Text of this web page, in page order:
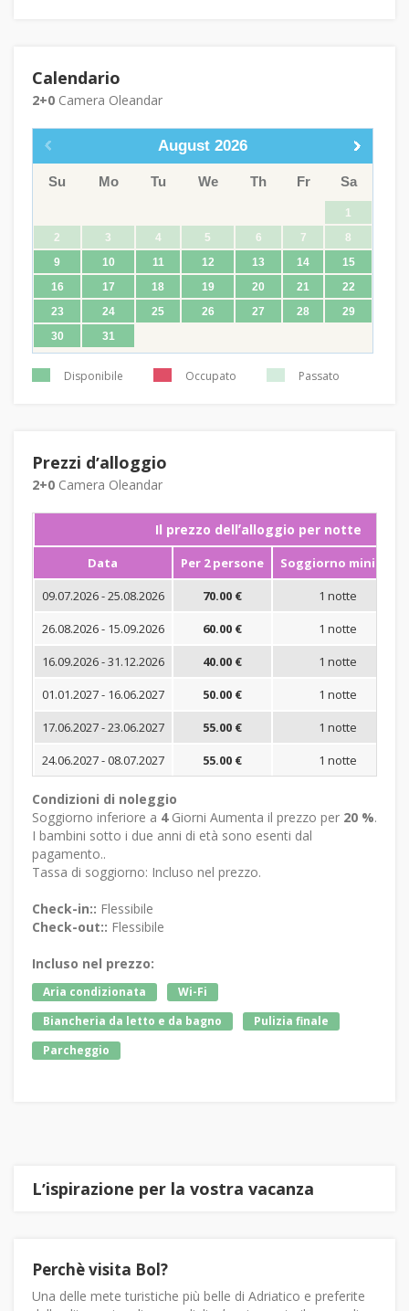
Calendario
2+0 Camera Oleandar
August 2026
Su Mo Tu We Th Fr Sa
1
2
3 4 5 6 7
8
9
10 11 12 13 14
15
16
17 18 19 20 21
22
23
24 25 26 27 28
29
30
31
Disponibile Occupato Passato
Prezzi dʼalloggio
2+0 Camera Oleandar
Il prezzo dellʼalloggio per notte
Data Per 2 persone
Soggiorno minimo
09.07.2026 - 25.08.2026
70.00 €
1 notte
26.08.2026 - 15.09.2026
60.00 €
1 notte
16.09.2026 - 31.12.2026
40.00 €
1 notte
01.01.2027 - 16.06.2027
50.00 €
1 notte
17.06.2027 - 23.06.2027
55.00 €
1 notte
24.06.2027 - 08.07.2027
55.00 € 1 notte
Condizioni di noleggio
Soggiorno inferiore a 4Giorni Aumenta il prezzo per 20 %.
I bambini sotto i due anni di età sono esenti dal
pagamento..
Tassa di soggiorno: Incluso nel prezzo.
Check-in:: Flessibile
Check-out:: Flessibile
Incluso nel prezzo:
Aria condizionata
Wi-Fi
Biancheria da letto e da bagno
Pulizia finale
Parcheggio
Lʼispirazione per la vostra vacanza
Perchè visita Bol?
Una delle mete turistiche più belle di Adriatico e preferite